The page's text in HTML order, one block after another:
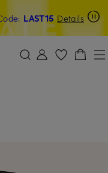
SUCHFELD ÜBERSPRINGEN
LAST15 Details
sichern